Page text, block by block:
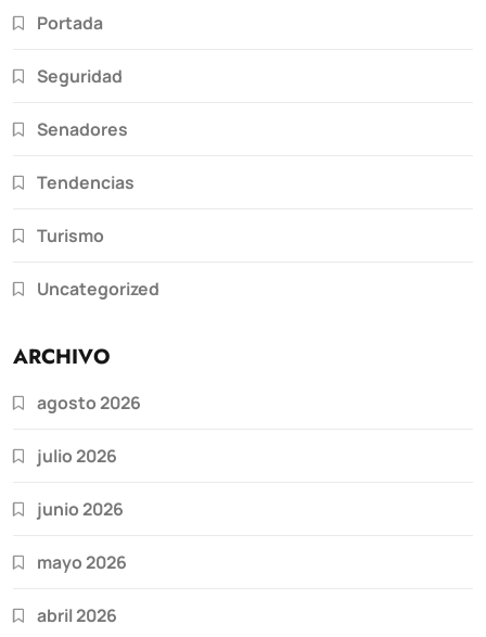
Portada
Seguridad
Senadores
Tendencias
Turismo
Uncategorized
ARCHIVO
agosto 2026
julio 2026
junio 2026
mayo 2026
abril 2026